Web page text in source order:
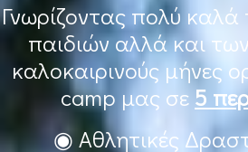
Γνωρίζοντας πολύ καλά
παιδιών αλλά και
καλοκαιρινούς μήνες
camp μας σε 5
◉ Αθλητικές